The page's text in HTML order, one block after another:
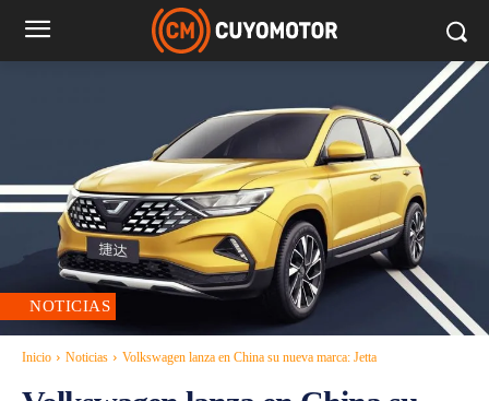
NOTICIAS
Inicio Noticias Volkswagen lanza en China su nueva marca: Jetta